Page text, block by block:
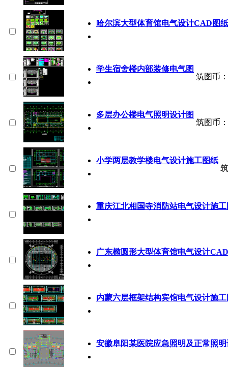
哈尔滨大型体育馆电气设计CAD图纸
学生宿舍楼内部装修电气图
筑图币：
多层办公楼电气照明设计图
筑图币：
小学两层教学楼电气设计施工图纸
重庆江北相国寺消防站电气设计施工
广东椭圆形大型体育馆电气设计
内蒙六层框架结构宾馆电气设计施工
安徽阜阳某医院应急照明及正常照